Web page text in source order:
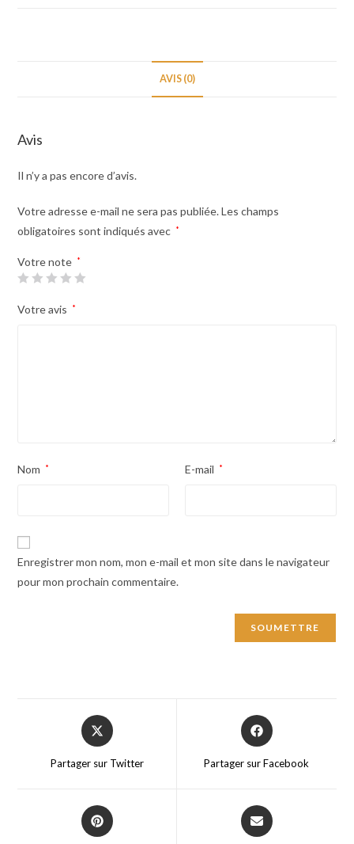
AVIS (0)
Avis
Il n’y a pas encore d’avis.
Votre adresse e-mail ne sera pas publiée. Les champs
obligatoires sont indiqués avec *
Votre note *
Votre avis *
Nom * E-mail *
Enregistrer mon nom, mon e-mail et mon site dans le navigateur
pour mon prochain commentaire.
Opens
in
new
Partager sur Twitter
Opens
in
Partager sur Facebook
Opens
in
Opens
in